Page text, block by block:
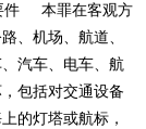
件 本罪在客观方
、机场、航道、
汽车、电车、航
包括对交通设备
的灯塔或航标，